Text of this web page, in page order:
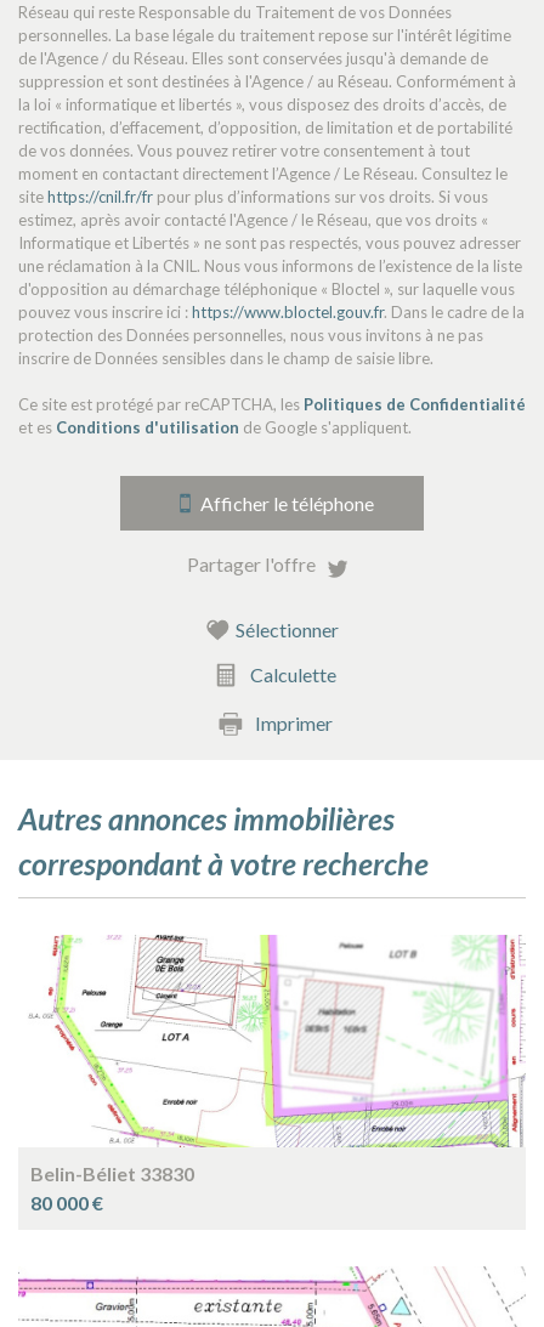
statistiques
Nombre d'habitants
4 623
Propriétaires (vs. locataires)
65,50 %
Taxe habitation
14,72 %
Taxe foncière
22,86 %
Habitants de moins de 25 ans
31,37 %
Habitants de 25 à 55 ans
42,08 %
Habitants de plus de 55 ans
26,55 %
Familles sans enfant
Appartements
Familles avec 3 enfants
Réseau qui reste Responsable du Traitement de vos Données
personnelles. La base légale du traitement repose sur l'intérêt légitime
de l'Agence / du Réseau. Elles sont conservées jusqu'à demande de
suppression et sont destinées à l'Agence / au Réseau. Conformément à
la loi « informatique et libertés », vous disposez des droits d’accès, de
rectification, d’effacement, d’opposition, de limitation et de portabilité
de vos données. Vous pouvez retirer votre consentement à tout
moment en contactant directement l’Agence / Le Réseau. Consultez le
sitehttps://cnil.fr/fr pour plus d’informations sur vos droits. Si vous
estimez, après avoir contacté l'Agence / le Réseau, que vos droits «
Informatique et Libertés » ne sont pas respectés, vous pouvez adresser
une réclamation à la CNIL. Nous vous informons de l’existence de la liste
d'opposition au démarchage téléphonique « Bloctel », sur laquelle vous
pouvez vous inscrire ici :https://www.bloctel.gouv.fr. Dans le cadre de la
protection des Données personnelles, nous vous invitons à ne pas
inscrire de Données sensibles dans le champ de saisie libre.
Ce site est protégé par reCAPTCHA, les Politiques de Confidentialité
et es Conditions d'utilisation de Google s'appliquent.
Afficher le téléphone
Partager l'offre
Sélectionner
Calculette
Imprimer
autres annonces immobilières
correspondant à votre recherche
Belin-Béliet 33830
80 000 €